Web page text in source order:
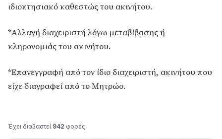
ιδιοκτησιακό καθεστώς του ακινήτου.
*Αλλαγή διαχειριστή λόγω μεταβίβασης ή
κληρονομιάς του ακινήτου.
*Επανεγγραφή από τον ίδιο διαχειριστή, ακινήτου που
είχε διαγραφεί από το Μητρώο.
Έχει διαβαστεί 942 φορές